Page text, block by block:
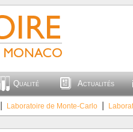
Qualité Actualités
Laboratoire de Monte-Carlo⎮